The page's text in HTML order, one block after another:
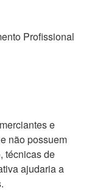
Profissional
e
não possuem
técnicas de
ajudaria a